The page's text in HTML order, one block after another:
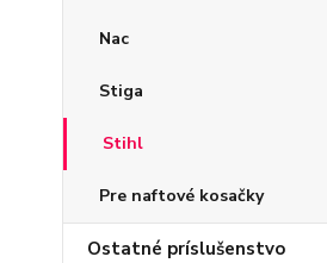
Nac
Stiga
Stihl
Pre naftové kosačky
Ostatné príslušenstvo